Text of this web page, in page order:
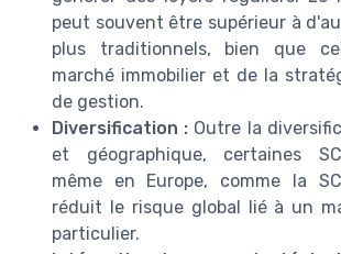
peut souvent être supérieur à
plus traditionnels, bien que
marché immobilier et de la
de gestion.
Diversification : Outre la
et géographique, certaines
même en Europe, comme la
réduit le risque global lié à un
particulier.